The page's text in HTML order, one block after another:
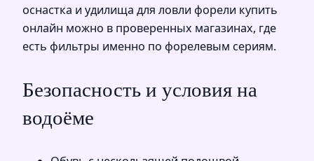
оснастка и удилища для ловли форели купить
онлайн можно в проверенных магазинах, где
есть фильтры именно по форелевым сериям.
Безопасность и условия на
водоёме